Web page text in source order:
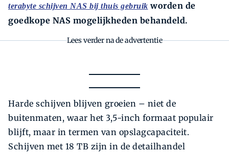
terabyte schijven NAS bij thuis gebruik worden de
goedkope NAS mogelijkheden behandeld.
Lees verder na de advertentie
Harde schijven blijven groeien – niet de
buitenmaten, waar het 3,5-inch formaat populair
blijft, maar in termen van opslagcapaciteit.
Schijven met 18 TB zijn in de detailhandel